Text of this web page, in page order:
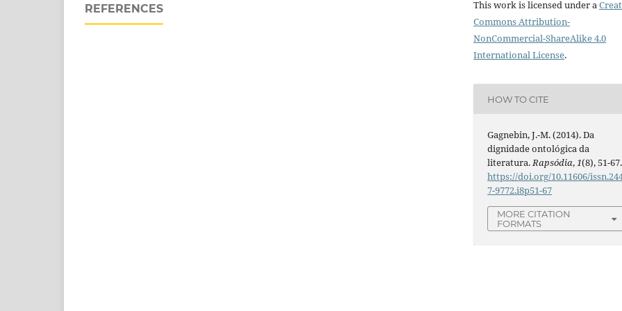
REFERENCES This work is licensed under a
Commons Attribution-
NonCommercial-ShareAlike 4.0
International License.
HOW TO CITE
Gagnebin, J.-M. (2014). Da
dignidade ontológica da
literatura.Rapsódia,1(8), 51-67.
https://doi.org/10.11606/
7-9772.i8p51-67
MORE CITATION
FORMATS